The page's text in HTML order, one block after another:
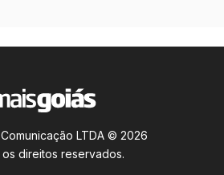
LTDA © 2026
direitos reservados.